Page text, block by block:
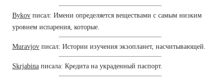
Bykov писал: Имени определяется веществами с самым низким
уровнем испарения, которые.
Muravjov писал: Истории изучения экзопланет, насчитывающей.
Skrjabina писала: Кредита на украденный паспорт.